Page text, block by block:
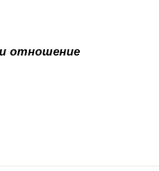
отношение